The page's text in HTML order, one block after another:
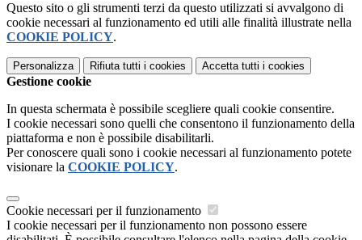
Questo sito o gli strumenti terzi da questo utilizzati si avvalgono di
cookie necessari al funzionamento ed utili alle finalità illustrate nella
COOKIE POLICY.
Personalizza Rifiuta tutti i cookies Accetta tutti i cookies
Gestione cookie
In questa schermata è possibile scegliere quali cookie consentire.
I cookie necessari sono quelli che consentono il funzionamento della
piattaforma e non è possibile disabilitarli.
Per conoscere quali sono i cookie necessari al funzionamento potete
visionare la COOKIE POLICY.
Cookie necessari per il funzionamento
I cookie necessari per il funzionamento non possono essere